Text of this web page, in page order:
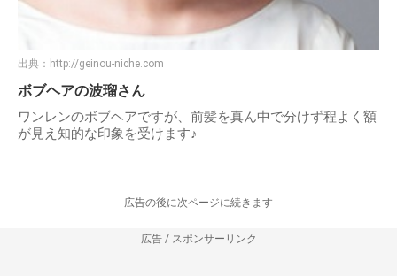
出典： http://geinou-niche.com
ボブヘアの波瑠さん
ワンレンのボブヘアですが、前髪を真ん中で分けず程よく額
が見え知的な印象を受けます♪
-----------------広告の後に次ページに続きます-----------------
広告 / スポンサーリンク